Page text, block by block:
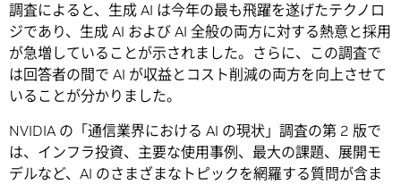
調査によると、生成 AI は今年の最も飛躍を遂げたテクノロ
ジであり、生成 AI および AI 全般の両方に対する熱意と採用
が急増していることが示されました。さらに、この調査で
は回答者の間で AI が収益とコスト削減の両方を向上させて
いることが分かりました。
NVIDIA の「通信業界における AI の現状」調査の第 2 版で
は、インフラ投資、主要な使用事例、最大の課題、展開モ
デルなど、AI のさまざまなトピックを網羅する質問が含ま